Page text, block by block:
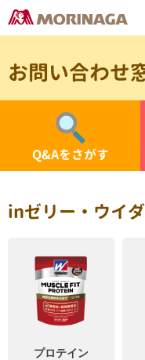
お問い合わせ
Q&Aをさがす
inゼリー・ウイ
プロテイン